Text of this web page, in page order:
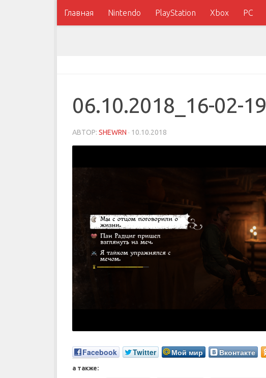
Главная Nintendo PlayStation Xbox PC
06.10.2018_16-02-19
АВТОР: SHEWRN · 10.10.2018
Facebook Twitter Мой мир Вконтакте
а также: